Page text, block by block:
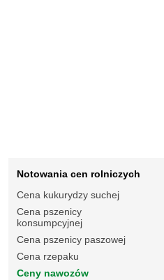
Notowania cen rolniczych
Cena kukurydzy suchej
Cena pszenicy
konsumpcyjnej
Cena pszenicy paszowej
Cena rzepaku
Ceny nawozów